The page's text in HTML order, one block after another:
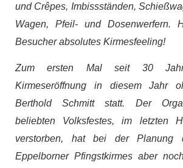
und Crêpes, Imbissständen,
Wagen, Pfeil- und Dosenwerfern.
Besucher absolutes Kirmesfeeling!
Zum ersten Mal seit 30
Kirmeseröffnung in diesem Jahr
Berthold Schmitt statt. Der
beliebten Volksfestes, im letzten
verstorben, hat bei der Planung
Eppelborner Pfingstkirmes aber